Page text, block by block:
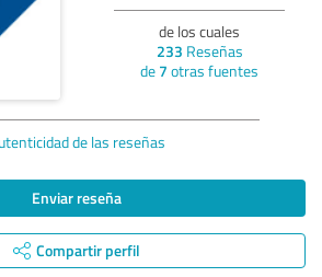
de los cuales
233 Reseñas
de 7 otras fuentes
de las reseñas
Enviar reseña
Compartir perfil